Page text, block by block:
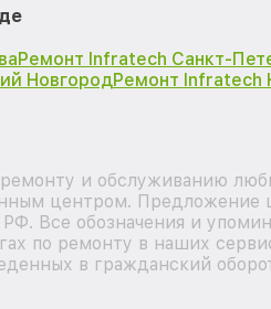
Ремонт Infratech Санкт-
НовгородРемонт Infratech
и обслуживанию
центром.
РФ. Все обозначения и
по ремонту в наших
в гражданский